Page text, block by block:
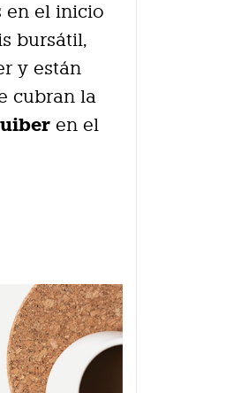
en el inicio
bursátil,
y están
cubran la
en el